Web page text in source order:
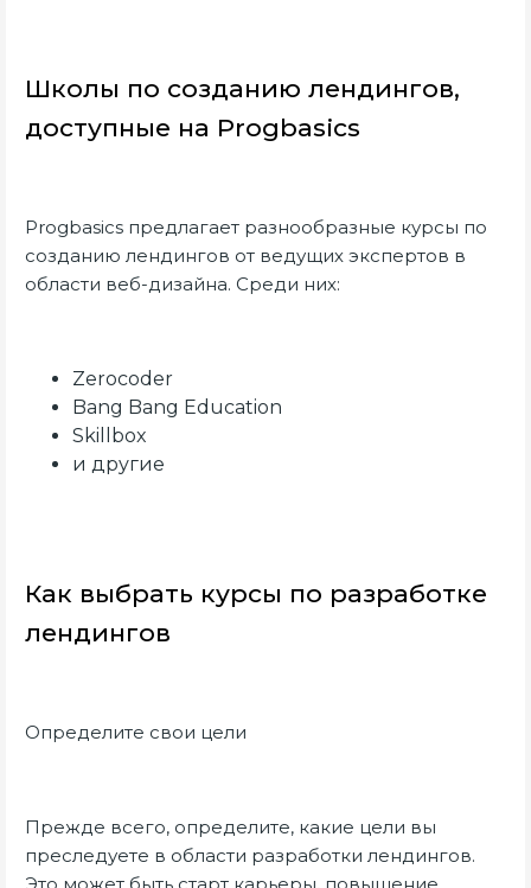
Школы по созданию лендингов,
доступные на Progbasics
Prоgbasics предлагает разнообразные курсы по
созданию лендингов от ведущих экспертов в
области веб-дизайна. Среди них:
Zerocoder
Bang Bang Education
Skillbox
и другие
Как выбрать курсы по разработке
лендингов
Определите свои цели
Прежде всего, определите, какие цели вы
преследуете в области разработки лендингов.
Это может быть старт карьеры, повышение